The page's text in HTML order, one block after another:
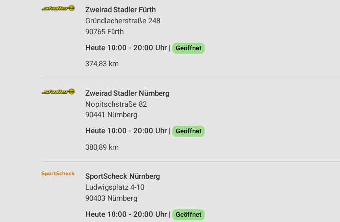
Zweirad Stadler Fürth
Gründlacherstraße 248
90765 Fürth
Heute 10:00 - 20:00 Uhr |
Geöffnet
374,83 km
Zweirad Stadler Nürnberg
Nopitschstraße 82
90441 Nürnberg
Heute 10:00 - 20:00 Uhr |
Geöffnet
380,89 km
SportScheck Nürnberg
Ludwigsplatz 4-10
90403 Nürnberg
Heute 10:00 - 20:00 Uhr |
Geöffnet